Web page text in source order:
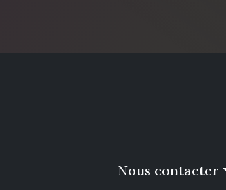
Nous contacter